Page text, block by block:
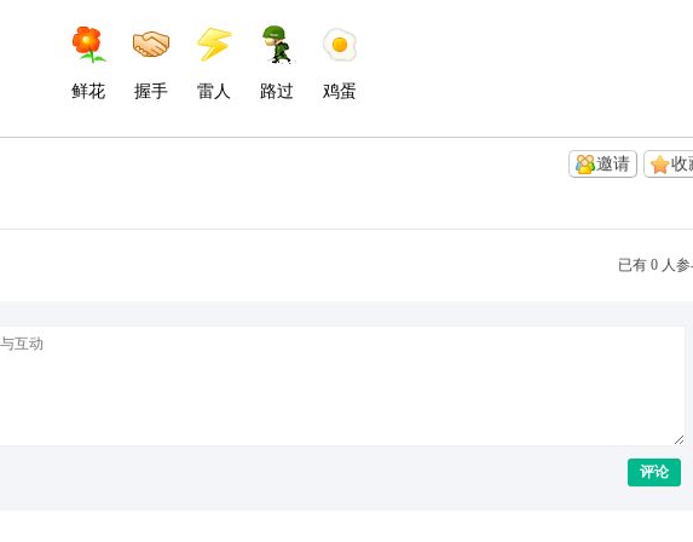
鲜花
握手 雷人 路过 鸡蛋
收
邀请
已有 0 人
评论